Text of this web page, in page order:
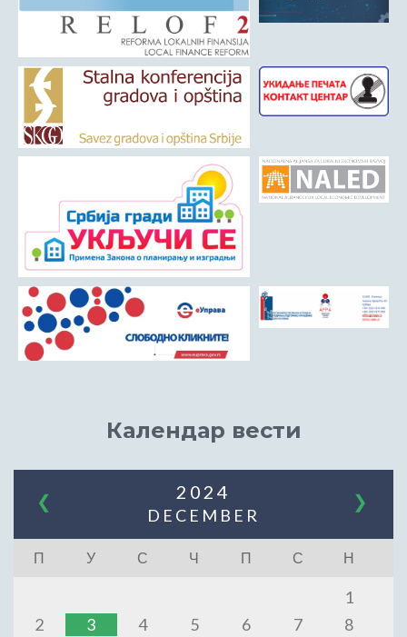
Бирачки списак
Календар вести
❮ ❯
2024
DECEMBER
П У С Ч П С Н
1
2
3 4 5 6 7 8